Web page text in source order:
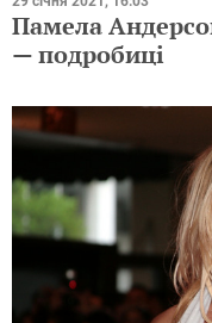
Памела
— подробиці